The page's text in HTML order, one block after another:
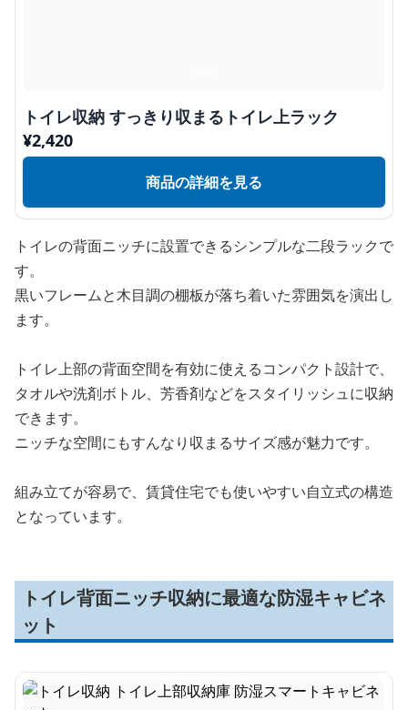
トイレ収納 すっきり収まるトイレ上ラック
¥2,420
商品の詳細を見る
トイレの背面ニッチに設置できるシンプルな二段ラックで
す。
黒いフレームと木目調の棚板が落ち着いた雰囲気を演出し
ます。
トイレ上部の背面空間を有効に使えるコンパクト設計で、
タオルや洗剤ボトル、芳香剤などをスタイリッシュに収納
できます。
ニッチな空間にもすんなり収まるサイズ感が魅力です。
組み立てが容易で、賃貸住宅でも使いやすい自立式の構造
となっています。
トイレ背面ニッチ収納に最適な防湿キャビネ
ット